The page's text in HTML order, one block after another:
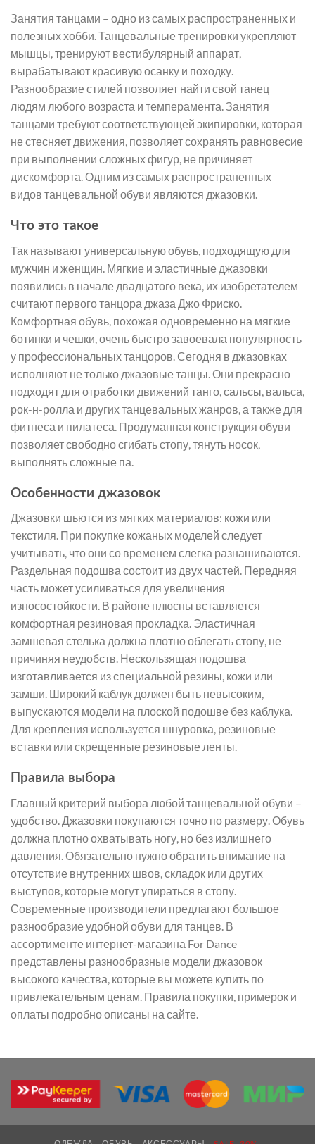
Занятия танцами – одно из самых распространенных и
полезных хобби. Танцевальные тренировки укрепляют
мышцы, тренируют вестибулярный аппарат,
вырабатывают красивую осанку и походку.
Разнообразие стилей позволяет найти свой танец
людям любого возраста и темперамента. Занятия
танцами требуют соответствующей экипировки, которая
не стесняет движения, позволяет сохранять равновесие
при выполнении сложных фигур, не причиняет
дискомфорта. Одним из самых распространенных
видов танцевальной обуви являются джазовки.
Что это такое
Так называют универсальную обувь, подходящую для
мужчин и женщин. Мягкие и эластичные джазовки
появились в начале двадцатого века, их изобретателем
считают первого танцора джаза Джо Фриско.
Комфортная обувь, похожая одновременно на мягкие
ботинки и чешки, очень быстро завоевала популярность
у профессиональных танцоров. Сегодня в джазовках
исполняют не только джазовые танцы. Они прекрасно
подходят для отработки движений танго, сальсы, вальса,
рок-н-ролла и других танцевальных жанров, а также для
фитнеса и пилатеса. Продуманная конструкция обуви
позволяет свободно сгибать стопу, тянуть носок,
выполнять сложные па.
Особенности джазовок
Джазовки шьются из мягких материалов: кожи или
текстиля. При покупке кожаных моделей следует
учитывать, что они со временем слегка разнашиваются.
Раздельная подошва состоит из двух частей. Передняя
часть может усиливаться для увеличения
износостойкости. В районе плюсны вставляется
комфортная резиновая прокладка. Эластичная
замшевая стелька должна плотно облегать стопу, не
причиняя неудобств. Нескользящая подошва
изготавливается из специальной резины, кожи или
замши. Широкий каблук должен быть невысоким,
выпускаются модели на плоской подошве без каблука.
Для крепления используется шнуровка, резиновые
вставки или скрещенные резиновые ленты.
Правила выбора
Главный критерий выбора любой танцевальной обуви –
удобство. Джазовки покупаются точно по размеру. Обувь
должна плотно охватывать ногу, но без излишнего
давления. Обязательно нужно обратить внимание на
отсутствие внутренних швов, складок или других
выступов, которые могут упираться в стопу.
Современные производители предлагают большое
разнообразие удобной обуви для танцев. В
ассортименте интернет-магазина For Dance
представлены разнообразные модели джазовок
высокого качества, которые вы можете купить по
привлекательным ценам. Правила покупки, примерок и
оплаты подробно описаны на сайте.